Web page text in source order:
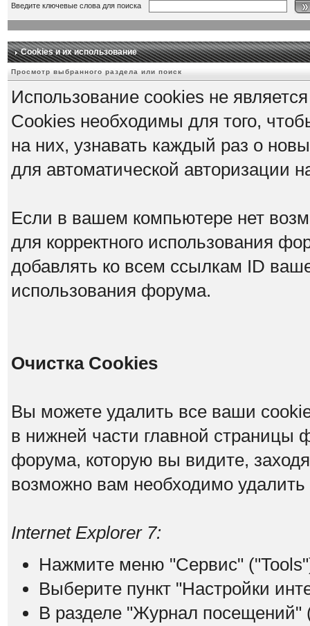
Введите ключевые слова для поиска
Cookies и их использование
Просмотр выбранного раздела или поиск
Использование cookies не
Cookies необходимы для того,
на них, узнавать каждый раз о
для автоматической
Если в вашем компьютере нет
для корректного использования
добавлять ко всем ссылкам ID
использования форума.
Очистка Cookies
Вы можете удалить все ваши
в нижней части главной страницы
форума, которую вы видите,
возможно вам необходимо
Internet Explorer 7:
Нажмите меню "Сервис"
Выберите пункт "Настройки
В разделе "Журнал посещений"